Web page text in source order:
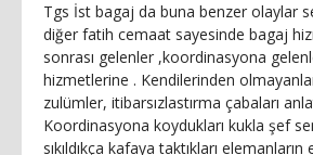
Tgs İst bagaj da buna benzer olaylar
diğer fatih cemaat sayesinde bagaj
sonrası gelenler ,koordinasyona
hizmetlerine . Kendilerinden
zulümler, itibarsızlastırma çabaları
Koordinasyona koydukları kukla şef
sıkıldıkça kafaya taktıkları